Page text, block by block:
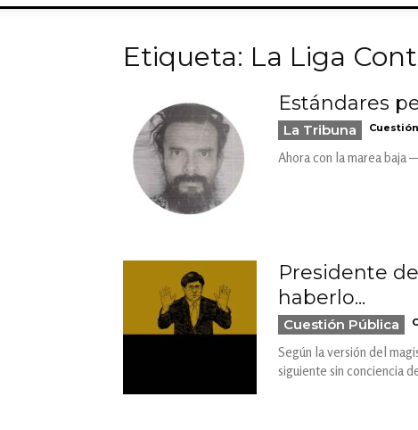
Etiqueta: La Liga
Estándares
La Tribuna
Ahora con la marea baja
Presidente
haberlo...
Cuestión Pública
Según la versión del
siguiente sin conciencia